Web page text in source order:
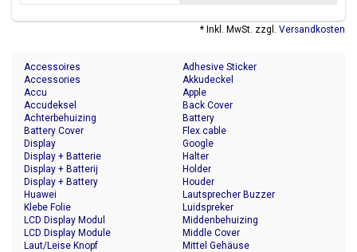
* Inkl. MwSt. zzgl. Versandkosten
Accessoires
Accessories
Accu
Accudeksel
Achterbehuizing
Adhesive Sticker
Akkudeckel
Apple
Back Cover
Battery
Battery Cover
Display
Display + Batterie
Display + Batterij
Display + Battery
Flex cable
Google
Halter
Holder
Houder
Huawei
Klebe Folie
LCD Display Modul
LCD Display Module
Laut/Leise Knopf
Lautsprecher Buzzer
Luidspreker
Middenbehuizing
Middle Cover
Mittel Gehäuse